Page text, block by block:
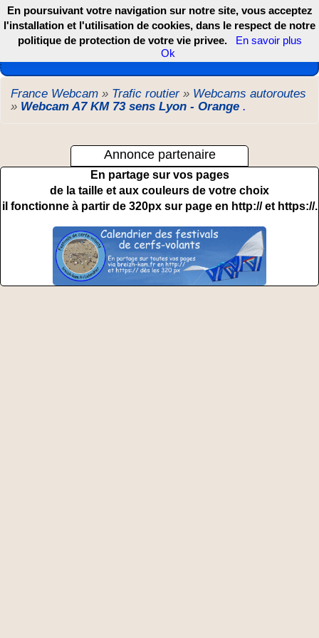
Les webcams de France, DOM TOM et COM
France Webcam » Trafic routier» Webcams autoroutes
» Webcam A7 KM 73 sens Lyon - Orange .
Annonce partenaire
En partage sur vos pages
de la taille et aux couleurs de votre choix
il fonctionne à partir de 320px sur page en http:// et https://.
En poursuivant votre navigation sur notre site, vous acceptez
l'installation et l'utilisation de cookies, dans le respect de notre
politique de protection de votre vie privee.
En savoir plus
Ok